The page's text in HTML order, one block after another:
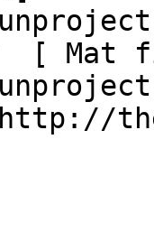
[ Mat